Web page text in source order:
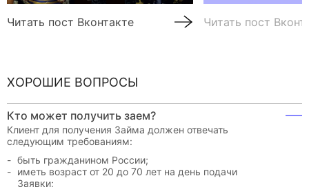
Читать пост Вконтакте Читать пост
ХОРОШИЕ ВОПРОСЫ
Кто может получить заем?
Клиент для получения Займа должен отвечать
следующим требованиям:
быть гражданином России;
иметь возраст от 20 до 70 лет на день подачи
Заявки;